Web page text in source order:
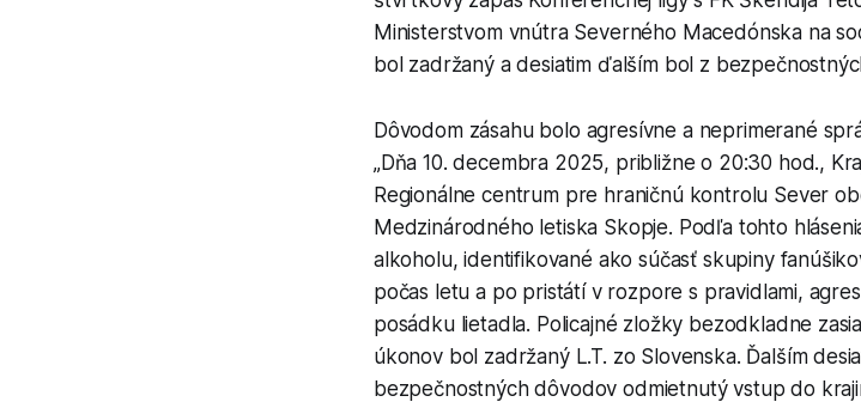
Ministerstvom vnútra Severného Macedónska na
bol zadržaný a desiatim ďalším bol z
Dôvodom zásahu bolo agresívne a neprimerané
„Dňa 10. decembra 2025, približne o 20:30 hod.,
Regionálne centrum pre hraničnú kontrolu Sever
Medzinárodného letiska Skopje. Podľa tohto
alkoholu, identifikované ako súčasť skupiny
počas letu a po pristátí v rozpore s pravidlami,
posádku lietadla. Policajné zložky bezodkladne
úkonov bol zadržaný L.T. zo Slovenska. Ďalším
bezpečnostných dôvodov odmietnutý vstup do